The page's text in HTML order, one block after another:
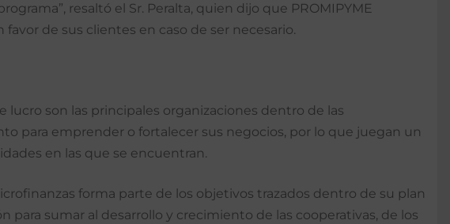
resaltó el Sr. Peralta, quien dijo que PROMIPYME
de sus clientes en caso de ser necesario.
lucro son las principales organizaciones dentro de las
para emprender o fortalecer sus negocios, por lo que juegan un
en las que se encuentran.
forma parte de los objetivos trazados dentro de su plan
sumar al desarrollo y crecimiento de las cooperativas, de los